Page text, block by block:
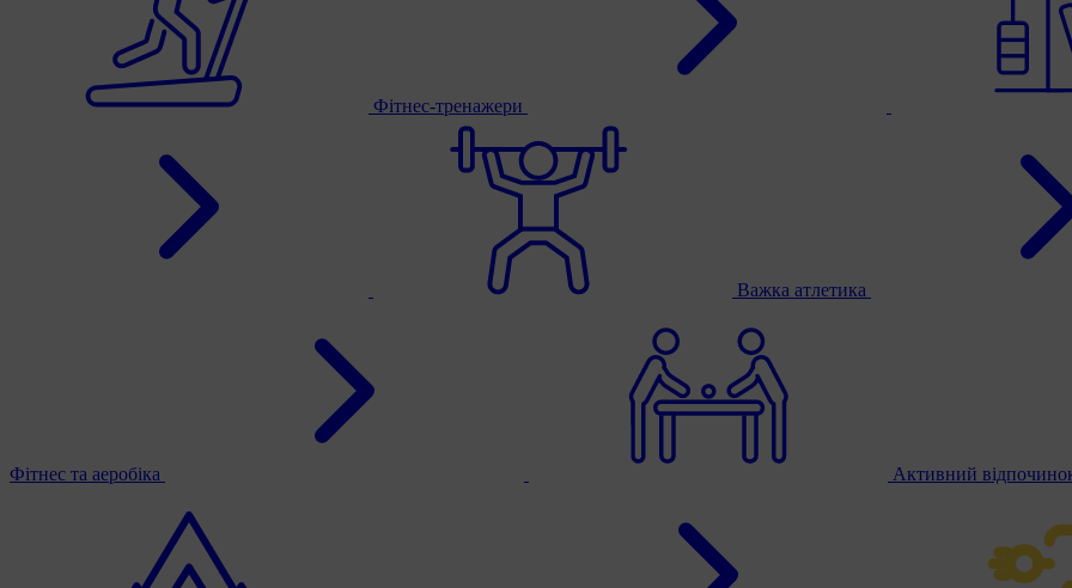
Фітнес-тренажери
Важка атлетика
Фітнес та аеробіка Активний